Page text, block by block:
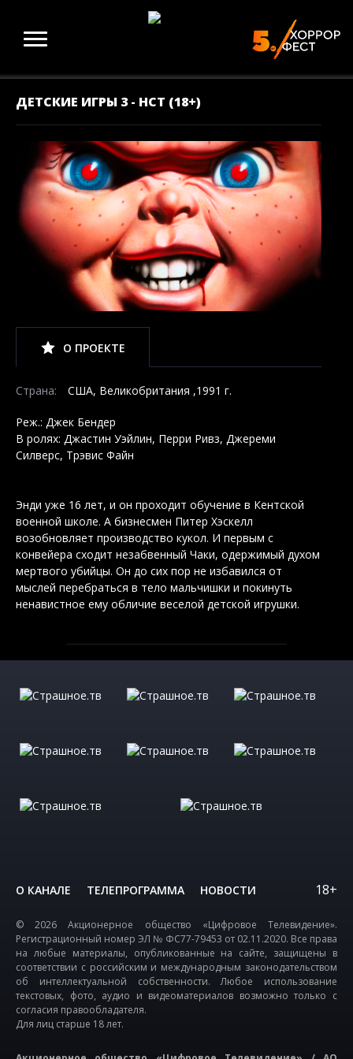
ДЕТСКИЕ ИГРЫ 3 - НСТ (18+)
О ПРОЕКТЕ
Страна: США, Великобритания ,1991 г.
Реж.: Джек Бендер
В ролях: Джастин Уэйлин, Перри Ривз, Джереми
Силверс, Трэвис Файн
Энди уже 16 лет, и он проходит обучение в Кентской
военной школе. А бизнесмен Питер Хэскелл
возобновляет производство кукол. И первым с
конвейера сходит незабвенный Чаки, одержимый духом
мертвого убийцы. Он до сих пор не избавился от
мыслей перебраться в тело мальчишки и покинуть
ненавистное ему обличие веселой детской игрушки.
О КАНАЛЕ ТЕЛЕПРОГРАММА НОВОСТИ 18+
© 2026 Акционерное общество «Цифровое Телевидение».
Регистрационный номер ЭЛ № ФС77-79453 от 02.11.2020. Все права
на любые материалы, опубликованные на сайте, защищены в
соответствии с российским и международным законодательством
об интеллектуальной собственности. Любое использование
текстовых, фото, аудио и видеоматериалов возможно только с
согласия правообладателя.
Для лиц старше 18 лет.